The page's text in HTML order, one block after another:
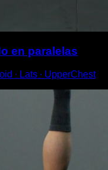
en paralelas
∙ Lats ∙ UpperChest